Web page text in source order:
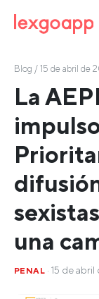
Blog / 15 de abril de
La
una
PENAL · 15 de